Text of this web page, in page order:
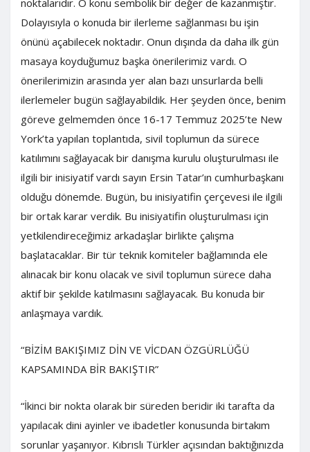
noktalarıdır. O konu sembolik bir değer de kazanmıştır.
Dolayısıyla o konuda bir ilerleme sağlanması bu işin
önünü açabilecek noktadır. Onun dışında da daha ilk gün
masaya koyduğumuz başka önerilerimiz vardı. O
önerilerimizin arasında yer alan bazı unsurlarda belli
ilerlemeler bugün sağlayabildik. Her şeyden önce, benim
göreve gelmemden önce 16-17 Temmuz 2025’te New
York’ta yapılan toplantıda, sivil toplumun da sürece
katılımını sağlayacak bir danışma kurulu oluşturulması ile
ilgili bir inisiyatif vardı sayın Ersin Tatar’ın cumhurbaşkanı
olduğu dönemde. Bugün, bu inisiyatifin çerçevesi ile ilgili
bir ortak karar verdik. Bu inisiyatifin oluşturulması için
yetkilendireceğimiz arkadaşlar birlikte çalışma
başlatacaklar. Bir tür teknik komiteler bağlamında ele
alınacak bir konu olacak ve sivil toplumun sürece daha
aktif bir şekilde katılmasını sağlayacak. Bu konuda bir
anlaşmaya vardık.
“BİZİM BAKIŞIMIZ DİN VE VİCDAN ÖZGÜRLÜĞÜ
KAPSAMINDA BİR BAKIŞTIR”
“İkinci bir nokta olarak bir süreden beridir iki tarafta da
yapılacak dini ayinler ve ibadetler konusunda birtakım
sorunlar yaşanıyor. Kıbrıslı Türkler açısından baktığınızda